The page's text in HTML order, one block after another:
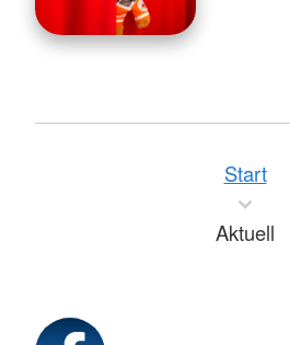
Start
Aktuell